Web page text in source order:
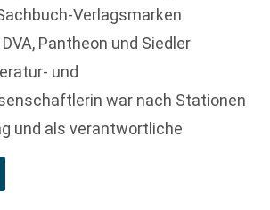
Verlagsmarken
Pantheon und Siedler
und
war nach Stationen
und als verantwortliche